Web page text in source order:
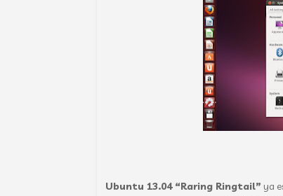
Ubuntu 13.04 “Raring Ringtail” ya